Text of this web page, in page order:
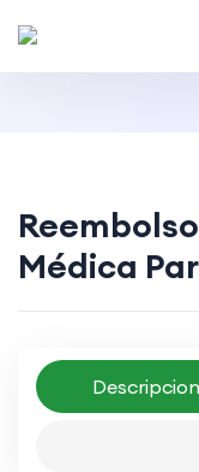
Médica
Descripcion